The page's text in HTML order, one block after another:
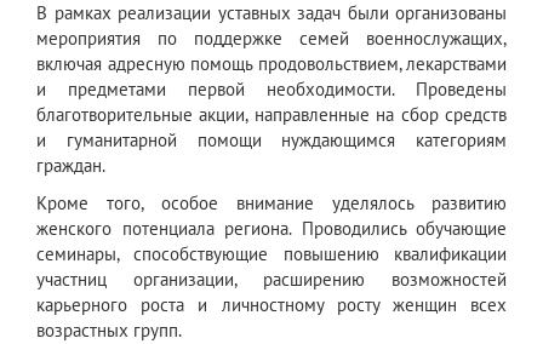
В рамках реализации уставных задач были организованы
мероприятия по поддержке семей военнослужащих,
включая адресную помощь продовольствием, лекарствами
и предметами первой необходимости. Проведены
благотворительные акции, направленные на сбор средств
и гуманитарной помощи нуждающимся категориям
граждан.
Кроме того, особое внимание уделялось развитию
женского потенциала региона. Проводились обучающие
семинары, способствующие повышению квалификации
участниц организации, расширению возможностей
карьерного роста и личностному росту женщин всех
возрастных групп.